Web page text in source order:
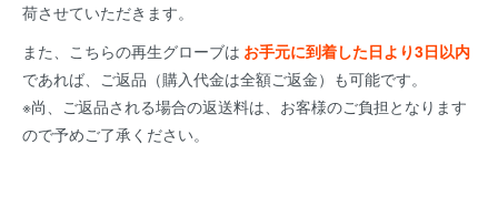
荷させていただきます。
また、こちらの再生グローブは お手元に到着した日より3日以内
であれば、ご返品（購入代金は全額ご返金）も可能です。
※尚、ご返品される場合の返送料は、お客様のご負担となります
ので予めご了承ください。